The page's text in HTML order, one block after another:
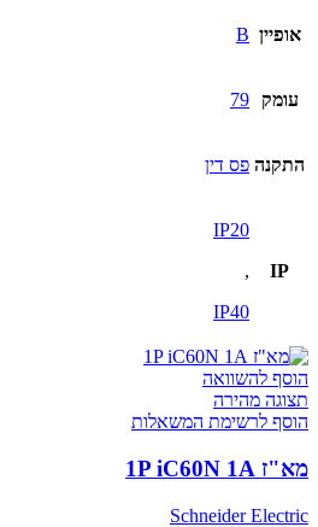
אופיין B
עומק 79
התקנה פס דין
IP
IP20
,
IP40
הוסף להשוואה
תצוגה מהירה
הוסף לרשימת המשאלות
מא"ז 1P iC60N 1A
Schneider Electric